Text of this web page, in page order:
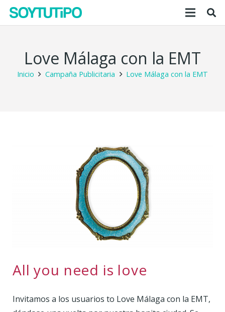
Love Málaga con la EMT
Inicio Campaña Publicitaria Love Málaga con la EMT
All you need is love
Invitamos a los usuarios to Love Málaga con la EMT,